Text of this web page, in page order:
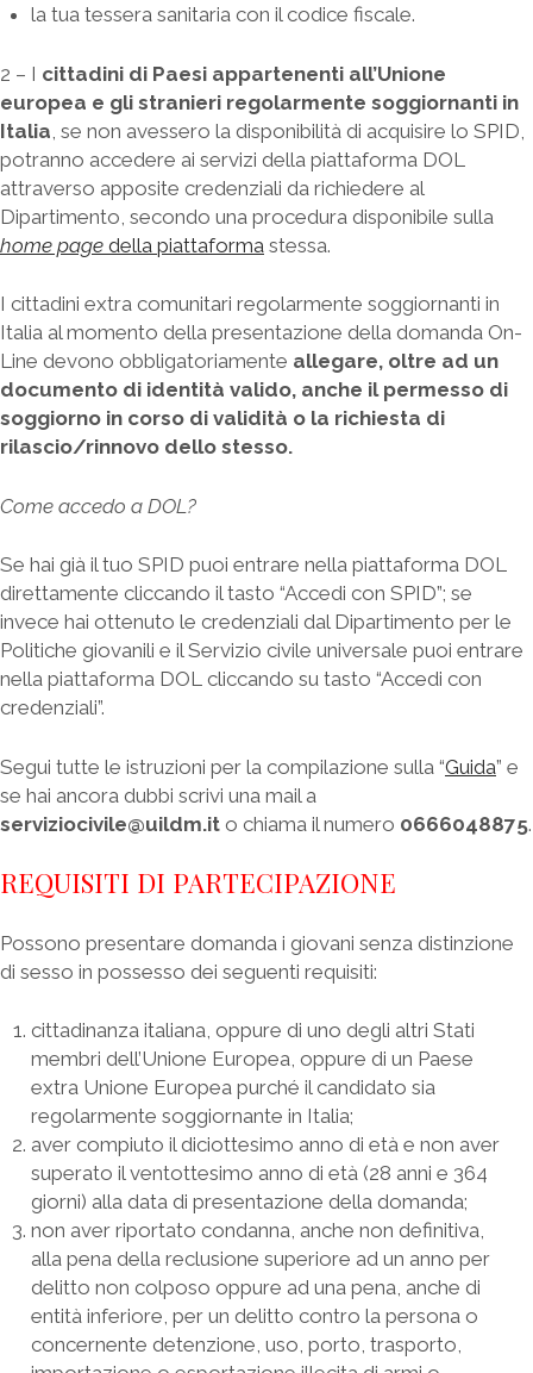
la tua tessera sanitaria con il codice fiscale.
2 – I cittadini di Paesi appartenenti all’Unione
europea e gli stranieri regolarmente soggiornanti in
Italia , se non avessero la disponibilità di acquisire lo SPID,
potranno accedere ai servizi della piattaforma DOL
attraverso apposite credenziali da richiedere al
Dipartimento, secondo una procedura disponibile sulla
home page della piattaforma stessa.
I cittadini extra comunitari regolarmente soggiornanti in
Italia al momento della presentazione della domanda On-
Line devono obbligatoriamente allegare, oltre ad un
documento di identità valido, anche il permesso di
soggiorno in corso di validità o la richiesta di
rilascio/rinnovo dello stesso.
Come accedo a DOL?
Se hai già il tuo SPID puoi entrare nella piattaforma DOL
direttamente cliccando il tasto “Accedi con SPID”; se
invece hai ottenuto le credenziali dal Dipartimento per le
Politiche giovanili e il Servizio civile universale puoi entrare
nella piattaforma DOL cliccando su tasto “Accedi con
credenziali”.
Segui tutte le istruzioni per la compilazione sulla “Guida” e
se hai ancora dubbi scrivi una mail a
serviziocivile@uildm.it o chiama il numero 0666048875.
REQUISITI DI PARTECIPAZIONE
Possono presentare domanda i giovani senza distinzione
di sesso in possesso dei seguenti requisiti:
cittadinanza italiana, oppure di uno degli altri Stati
membri dell’Unione Europea, oppure di un Paese
extra Unione Europea purché il candidato sia
regolarmente soggiornante in Italia;
aver compiuto il diciottesimo anno di età e non aver
superato il ventottesimo anno di età (28 anni e 364
giorni) alla data di presentazione della domanda;
non aver riportato condanna, anche non definitiva,
alla pena della reclusione superiore ad un anno per
delitto non colposo oppure ad una pena, anche di
entità inferiore, per un delitto contro la persona o
concernente detenzione, uso, porto, trasporto,